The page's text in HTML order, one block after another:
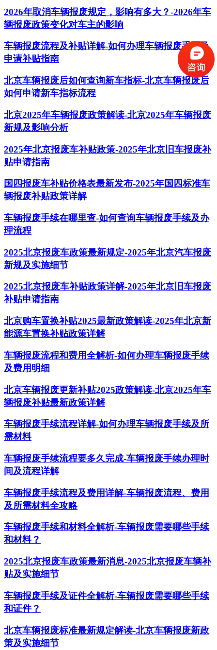
2026年取消车辆报废规定，影响有多大？-2026年车
辆报废政策变化对车主的影响
车辆报废流程及补贴详解-如何办理车辆报废手续及
申请补贴指南
北京车辆报废后如何查询新车指标-北京车辆报废后
如何申请新车指标流程
北京2025年车辆报废政策解读-北京2025年车辆报废
新规及影响分析
2025年北京报废车补贴政策-2025年北京旧车报废补
贴申请指南
国四报废车补贴价格表最新发布-2025年国四标准车
辆报废补贴政策详解
车辆报废手续在哪里查-如何查询车辆报废手续及办
理流程
2025北京报废车政策最新规定-2025年北京汽车报废
新规及实施细节
2025北京报废车补贴政策详解-2025年北京旧车报废
补贴申请指南
北京购车置换补贴2025最新政策解读-2025年北京新
能源车置换补贴政策详解
车辆报废流程和费用全解析-如何办理车辆报废手续
及费用明细
北京车辆报废更新补贴2025政策解读-北京2025年车
辆报废补贴最新政策详解
车辆报废手续流程详解-如何办理车辆报废手续及所
需材料
车辆报废手续流程要多久完成-车辆报废手续办理时
间及流程详解
车辆报废手续流程及费用详解-车辆报废流程、费用
及所需材料全攻略
车辆报废手续和材料全解析-车辆报废需要哪些手续
和材料？
2025北京报废车政策最新消息-2025北京报废车辆补
贴及实施细节
车辆报废手续及证件全解析-车辆报废需要哪些手续
和证件？
北京车辆报废标准最新规定解读-北京车辆报废新政
策及实施细节